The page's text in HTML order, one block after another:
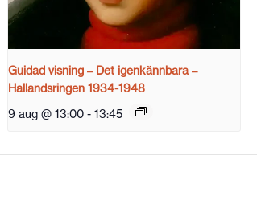
Guidad visning – Det igenkännbara –
Hallandsringen 1934-1948
9 aug @ 13:00 - 13:45